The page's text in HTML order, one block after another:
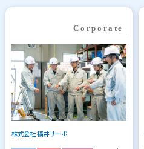
株式会社 福井サーボ